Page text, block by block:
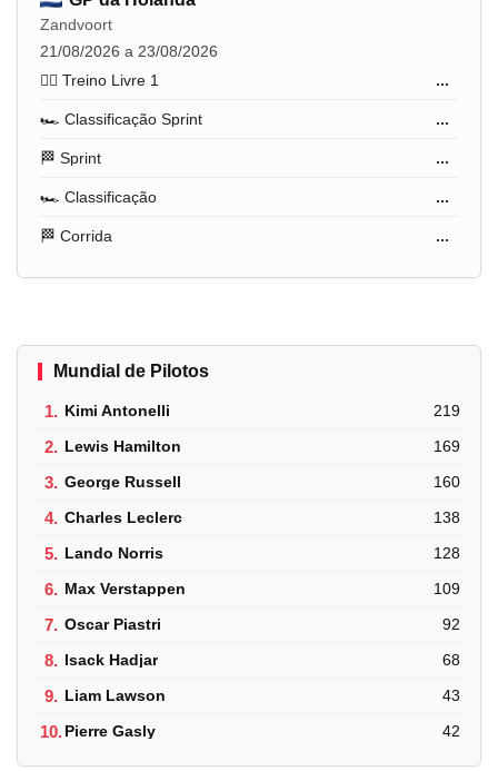
Zandvoort
21/08/2026 a 23/08/2026
🏋️‍♂️ Treino Livre 1
...
🏎️ Classificação Sprint ...
🏁 Sprint ...
🏎️ Classificação ...
🏁 Corrida ...
Mundial de Pilotos
1. Kimi Antonelli 219
2. Lewis Hamilton 169
3. George Russell 160
4. Charles Leclerc 138
5. Lando Norris 128
6. Max Verstappen 109
7. Oscar Piastri 92
8. Isack Hadjar 68
9. Liam Lawson 43
10.Pierre Gasly 42